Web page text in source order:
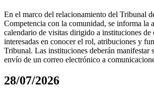
En el marco del relacionamiento del Tribunal
Competencia con la comunidad, se informa la
calendario de visitas dirigido a instituciones de
interesadas en conocer el rol, atribuciones y
Tribunal. Las instituciones deberán manifestar
envío de un correo electrónico a
28/07/2026